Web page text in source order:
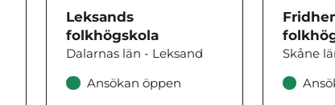
Leksands
folkhögskola
Dalarnas län - Leksand
Ansökan öppen
Skåne